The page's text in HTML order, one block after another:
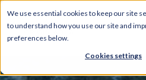
We use essential cookies to keep our site
to understand how you use our site and
preferences below.
Cookies settings